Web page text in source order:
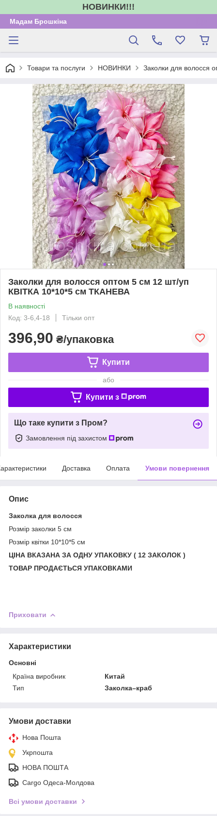
НОВИНКИ!!!
Мадам Брошкіна
Товари та послуги НОВИНКИ Заколки для волосся
Заколки для волосся оптом 5 см 12 шт/уп
КВІТКА 10*10*5 см ТКАНЕВА
В наявності
Код: 3-6,4-18
Тільки опт
396,90 ₴/упаковка
Купити
або
Купити з
Що таке купити з Пром?
Замовлення під захистом
Доставка Оплата Умови повернення
Опис
Заколка для волосся
Розмір заколки 5 см
Розмір квітки 10*10*5 см
ЦІНА ВКАЗАНА ЗА ОДНУ УПАКОВКУ ( 12 ЗАКОЛОК )
ТОВАР ПРОДАЄТЬСЯ УПАКОВКАМИ
Приховати
Характеристики
Основні
Країна виробник
Китай
Тип
Заколка–краб
Умови доставки
Нова Пошта
Укрпошта
НОВА ПОШТА
Cargo Одеса-Молдова
Всі умови доставки